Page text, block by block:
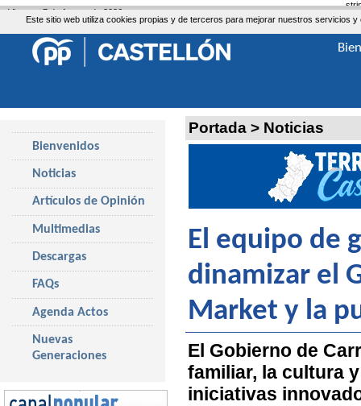
Este sitio web utiliza cookies propias y de terceros para mejorar nuestros servicios
Portada > Noticias
El equipo de
dinamizar el
Market y la
El Gobierno de
familiar, la cultura
iniciativas
Bienvenidos
Noticias
Artículos de Opinión
Multimedias
Descargas
FAQs
Agenda Actos
Nuevas
Generaciones
Viernes, 7 de Agosto de 2026